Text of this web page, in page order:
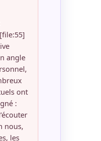
angle
ont
:
nous,
les